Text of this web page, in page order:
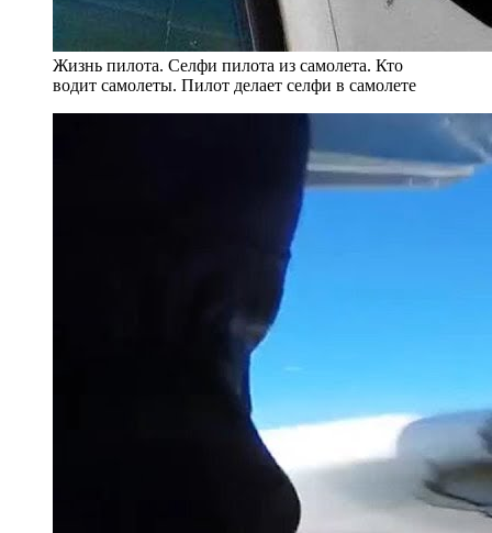
Жизнь пилота. Селфи пилота из самолета. Кто
водит самолеты. Пилот делает селфи в самолете